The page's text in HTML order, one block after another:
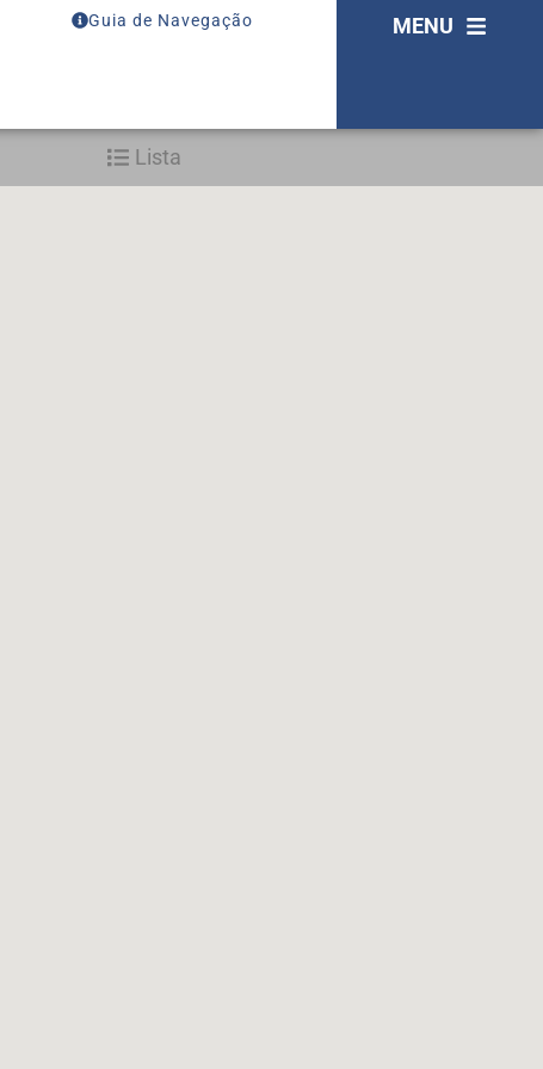
Guia de Navegação MENU
Lista